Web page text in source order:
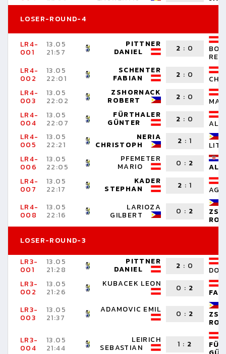
LOSER-ROUND-4
LR4-
001
13.05
21:57
PITTNER
DANIEL 2 : 0
LR4-
002
13.05
22:01
SCHENTER
FABIAN 2 : 0
LR4-
003
13.05
22:02
ZSHORNACK
ROBERT 2 : 0
LR4-
004
13.05
22:07
FÜRTHALER
GÜNTER 2 : 0
LR4-
005
13.05
22:21
NERIA
CHRISTOPH 2 :1
LITO
LR4-
006
13.05
22:05
PFEMETER
MARIO 0 : 2
LR4-
007
13.05
22:17
KADER
STEPHAN 2 :1
AGO
LR4-
008
13.05
22:16
LARIOZA
GILBERT 0 : 2
RON
LOSER-ROUND-3
LR3-
001
13.05
21:28
PITTNER
DANIEL 2 : 0
LR3-
002
13.05
21:26
KUBACEK LEON 0 : 2
LR3-
003
13.05
21:37
ADAMOVIC EMIL 0 : 2
LR3-
004
13.05
21:44
LEIRICH
SEBASTIAN 1 : 2